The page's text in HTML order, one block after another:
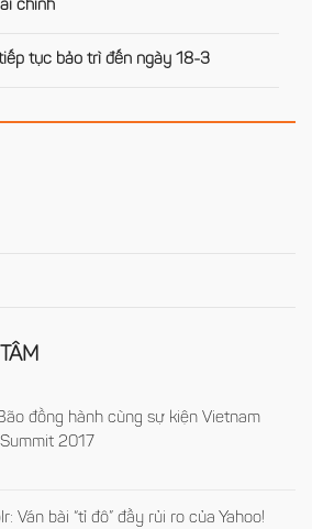
chính
tục bảo trì đến ngày 18-3
đồng hành cùng sự kiện Vietnam
2017
Ván bài “tỉ đô” đầy rủi ro của Yahoo!